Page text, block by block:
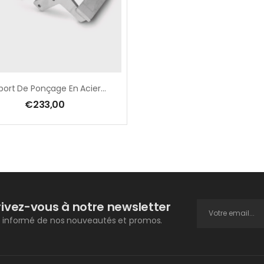
Support De Ponçage En Acier Inoxydable Pour GRIT GI/GIS 150
€233,00
vous à notre newsletter
informé de nos nouveautés et promos.